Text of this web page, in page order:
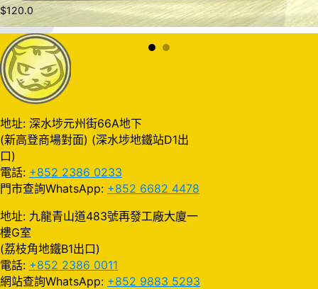
入購物車
$120.0
地址: 深水埗元州街66A地下
(新高登商場對面) (深水埗地鐵站D1出
口)
電話: +852 2386 0233
門市查詢WhatsApp: +852 6682 4478
地址: 九龍青山道483號再發工廠大廈一
樓G室
(荔枝角地鐵B1出口)
電話: +852 2386 0011
網站查詢WhatsApp: +852 9883 5293